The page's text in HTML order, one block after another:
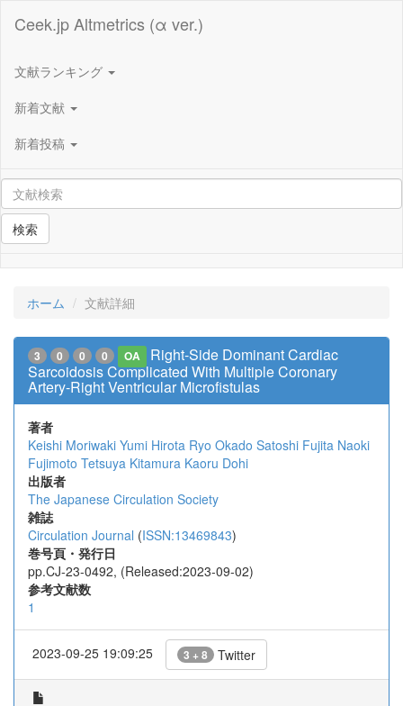
Ceek.jp Altmetrics (α ver.)
文献ランキング
新着文献
新着投稿
検索
ホーム 文献詳細
3 0 0 0 OA
Right-Side Dominant Cardiac
Sarcoidosis Complicated With Multiple Coronary
Artery-Right Ventricular Microfistulas
著者
Keishi Moriwaki Yumi Hirota Ryo Okado Satoshi Fujita Naoki
Fujimoto Tetsuya Kitamura Kaoru Dohi
出版者
The Japanese Circulation Society
雑誌
Circulation Journal (ISSN:13469843)
巻号頁・発行日
pp.CJ-23-0492, (Released:2023-09-02)
参考文献数
1
2023-09-25 19:09:25 3 + 8 Twitter